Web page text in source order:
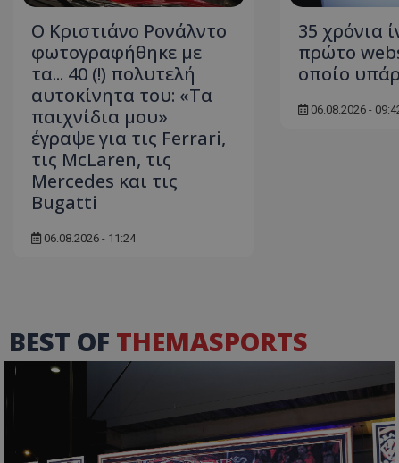
Ο Κριστιάνο Ρονάλντο
φωτογραφήθηκε με
τα... 40 (!) πολυτελή
αυτοκίνητα του: «Τα
παιχνίδια μου»
έγραψε για τις Ferrari,
τις McLaren, τις
Mercedes και τις
Bugatti
06.08.2026 - 11:24
35 χρόνια
πρώτο
οποίο
06.08.2026 -
BEST OF THEMASPORTS